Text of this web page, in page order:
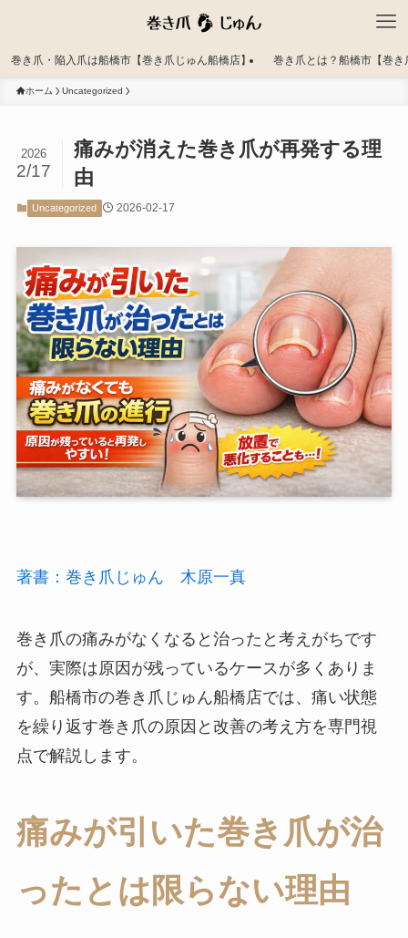
巻き爪・陥入爪は船橋市【巻き爪じゅん船橋店】 巻き爪とは？船橋市【巻
ホーム Uncategorized
痛みが消えた巻き爪が再発する理
由
2026
2/17
Uncategorized 2026-02-17
著書：巻き爪じゅん 木原一真
巻き爪の痛みがなくなると治ったと考えがちです
が、実際は原因が残っているケースが多くありま
す。船橋市の巻き爪じゅん船橋店では、痛い状態
を繰り返す巻き爪の原因と改善の考え方を専門視
点で解説します。
痛みが引いた巻き爪が治
ったとは限らない理由